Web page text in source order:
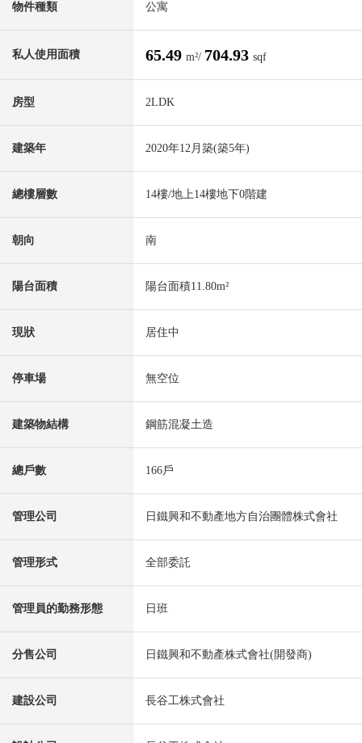
物件種類 公寓
私人使用面積 65.49 m²/ 704.93 sqf
房型 2LDK
建築年 2020年12月築(築5年)
總樓層數 14樓/地上14樓地下0階建
朝向 南
陽台面積 陽台面積11.80m²
現狀 居住中
停車場 無空位
建築物結構 鋼筋混凝土造
總戶數 166戶
管理公司 日鐵興和不動產地方自治團體株式會社
管理形式 全部委託
管理員的勤務形態 日班
分售公司 日鐵興和不動產株式會社(開發商)
建設公司 長谷工株式會社